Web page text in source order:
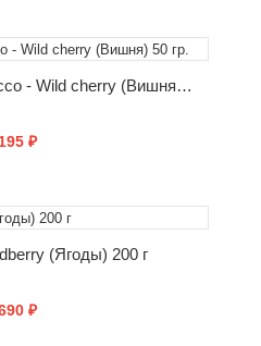
Табак Malaysian Tobacco - Wild cherry (Вишня) 50 гр.
₽
(Ягоды) 200 г
₽